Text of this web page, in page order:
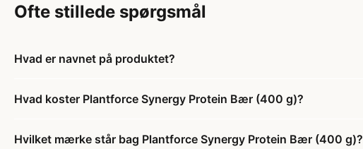
Ofte stillede spørgsmål
Hvad er navnet på produktet?
Hvad koster Plantforce Synergy Protein Bær (400 g)?
Hvilket mærke står bag Plantforce Synergy Protein Bær (400 g)?